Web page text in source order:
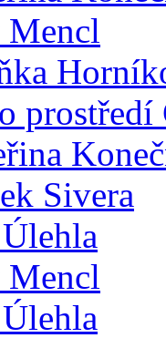
Mencl
Sivera
Mencl